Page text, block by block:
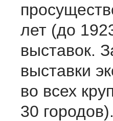
лет (до
выставок.
выставки
во всех
30